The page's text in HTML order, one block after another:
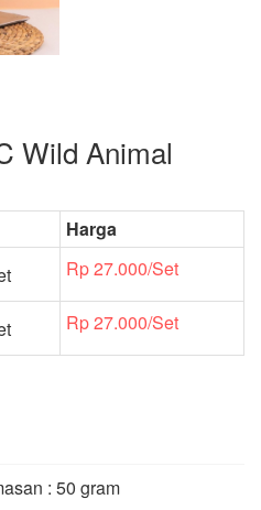
Wild Animal
Harga
Rp 27.000/Set
Rp 27.000/Set
: 50 gram